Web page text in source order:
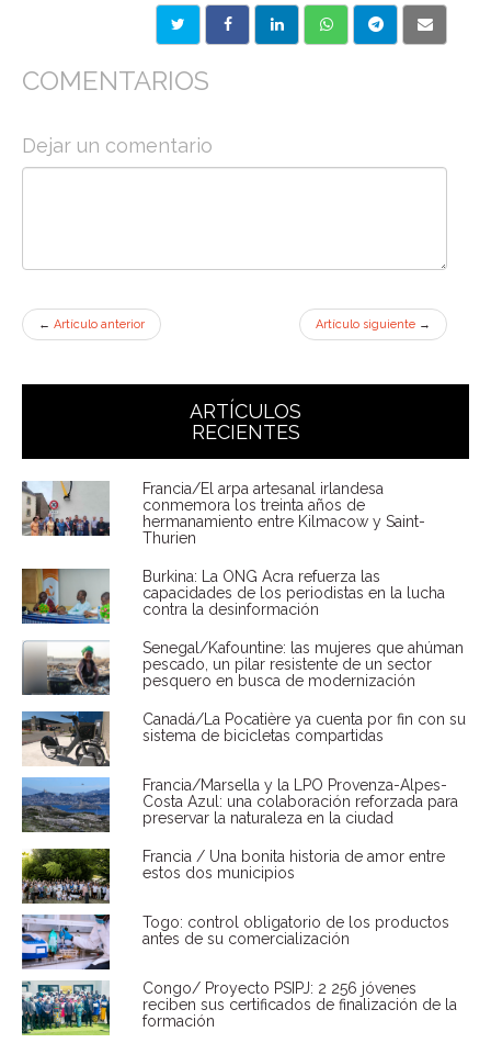
COMENTARIOS
Dejar un comentario
← Artículo anterior Artículo siguiente →
ARTÍCULOS
RECIENTES
Francia/El arpa artesanal irlandesa
conmemora los treinta años de
hermanamiento entre Kilmacow y Saint-
Thurien
Burkina: La ONG Acra refuerza las
capacidades de los periodistas en la lucha
contra la desinformación
Senegal/Kafountine: las mujeres que ahúman
pescado, un pilar resistente de un sector
pesquero en busca de modernización
Canadá/La Pocatière ya cuenta por fin con su
sistema de bicicletas compartidas
Francia/Marsella y la LPO Provenza-Alpes-
Costa Azul: una colaboración reforzada para
preservar la naturaleza en la ciudad
Francia / Una bonita historia de amor entre
estos dos municipios
Togo: control obligatorio de los productos
antes de su comercialización
Congo/ Proyecto PSIPJ: 2 256 jóvenes
reciben sus certificados de finalización de la
formación